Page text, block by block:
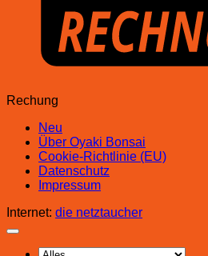
Rechung
Neu
Über Oyaki Bonsai
Cookie-Richtlinie (EU)
Datenschutz
Impressum
Internet: die netztaucher